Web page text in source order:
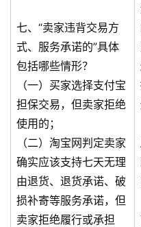
七、“卖家违背交易方
式、服务承诺的”具体
包括哪些情形？
（一）买家选择支付宝
担保交易，但卖家拒绝
使用的；
（二）淘宝网判定卖家
确实应该支持七天无理
由退货、退货承诺、破
损补寄等服务承诺，但
卖家拒绝履行或承担